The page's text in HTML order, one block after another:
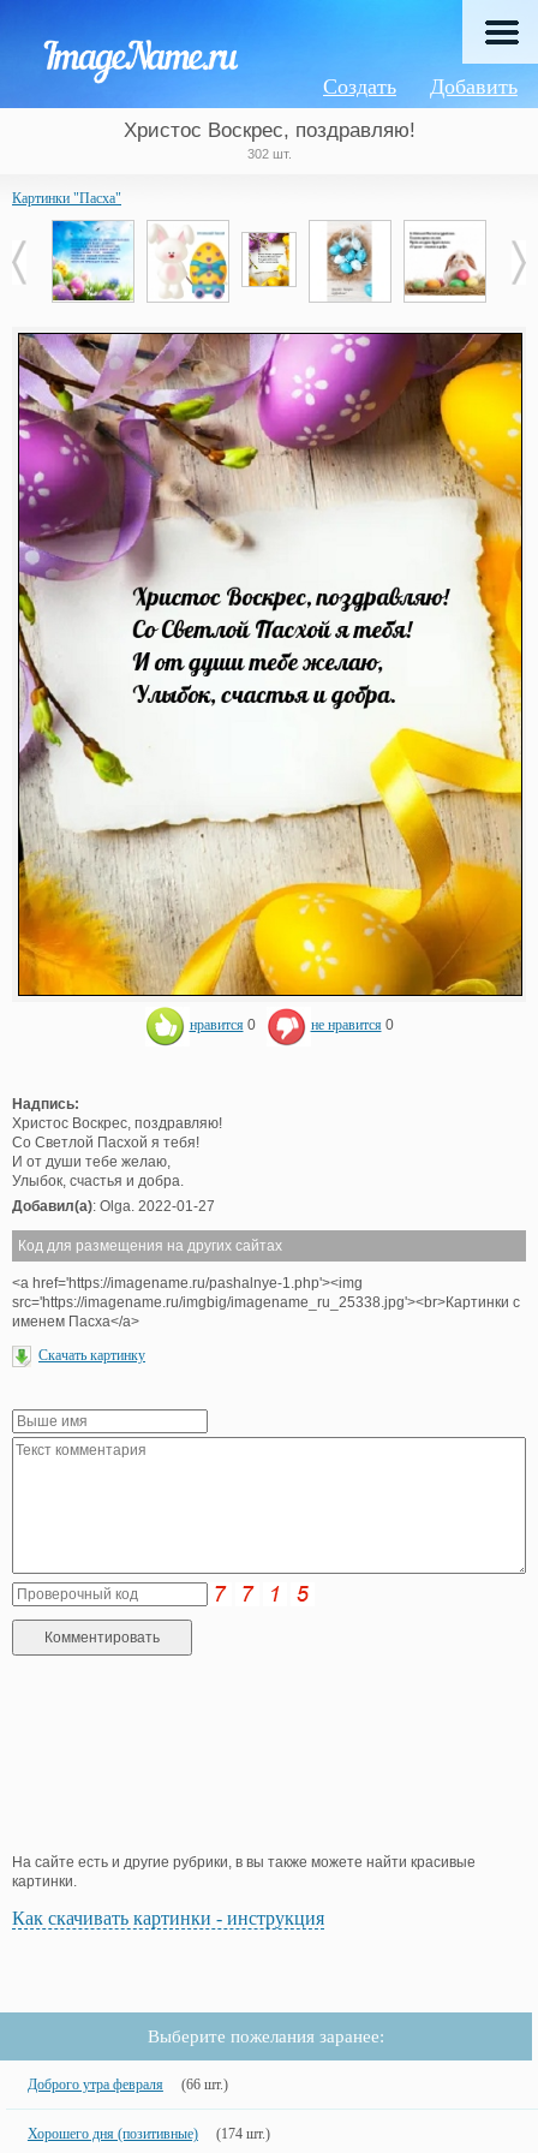
Добавить
Создать
Христос Воскрес, поздравляю!
302 шт.
Картинки "Пасха"
нравится 0 не нравится 0
Надпись:
Христос Воскрес, поздравляю!
Со Светлой Пасхой я тебя!
И от души тебе желаю,
Улыбок, счастья и добра.
Добавил(а): Olga. 2022-01-27
Код для размещения на других сайтах
<a href='https://imagename.ru/pashalnye-1.php'><img
src='https://imagename.ru/imgbig/imagename_ru_25338.jpg'><br>Картинки с
именем Пасха</a>
Скачать картинку
На сайте есть и другие рубрики, в вы также можете найти красивые
картинки.
Как скачивать картинки - инструкция
Выберите пожелания заранее:
Доброго утра февраля (66 шт.)
Хорошего дня (позитивные) (174 шт.)